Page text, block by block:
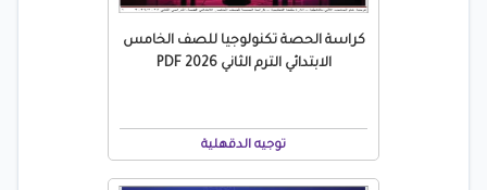
كراسة الحصة تكنولوجيا للصف الخامس
الابتدائي الترم الثاني 2026 PDF
توجيه الدقهلية